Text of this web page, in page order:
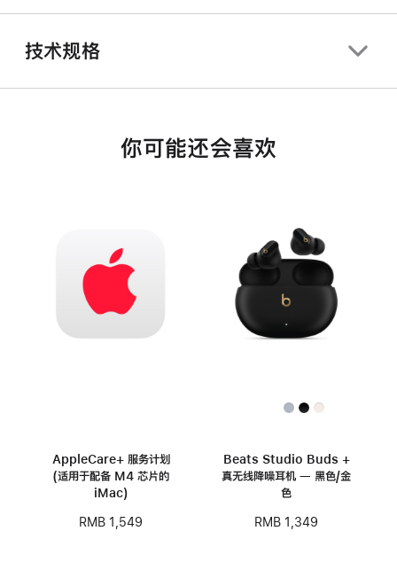
技术规格
你可能还会喜欢
AppleCare+ 服务计划
(适用于配备 M4 芯片的
iMac)
RMB 1,549
Beats Studio Buds +
真无线降噪耳机 — 黑色/金
色
RMB 1,349